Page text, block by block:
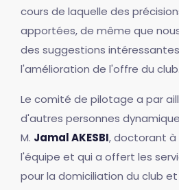
cours de laquelle des
apportées, de même que
des suggestions
l'amélioration de l'offre du club.
Le comité de pilotage a par
d'autres personnes
M. Jamal AKESBI, doctorant à
l'équipe et qui a offert les
pour la domiciliation du club